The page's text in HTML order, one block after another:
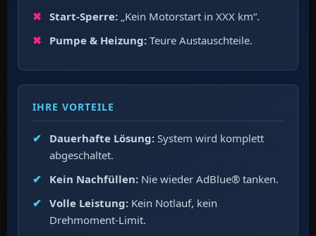
Start-Sperre: „Kein Motorstart in XXX km“.
Pumpe & Heizung: Teure Austauschteile.
IHRE VORTEILE
Dauerhafte Lösung: System wird komplett
abgeschaltet.
Kein Nachfüllen: Nie wieder AdBlue® tanken.
Volle Leistung: Kein Notlauf, kein
Drehmoment-Limit.